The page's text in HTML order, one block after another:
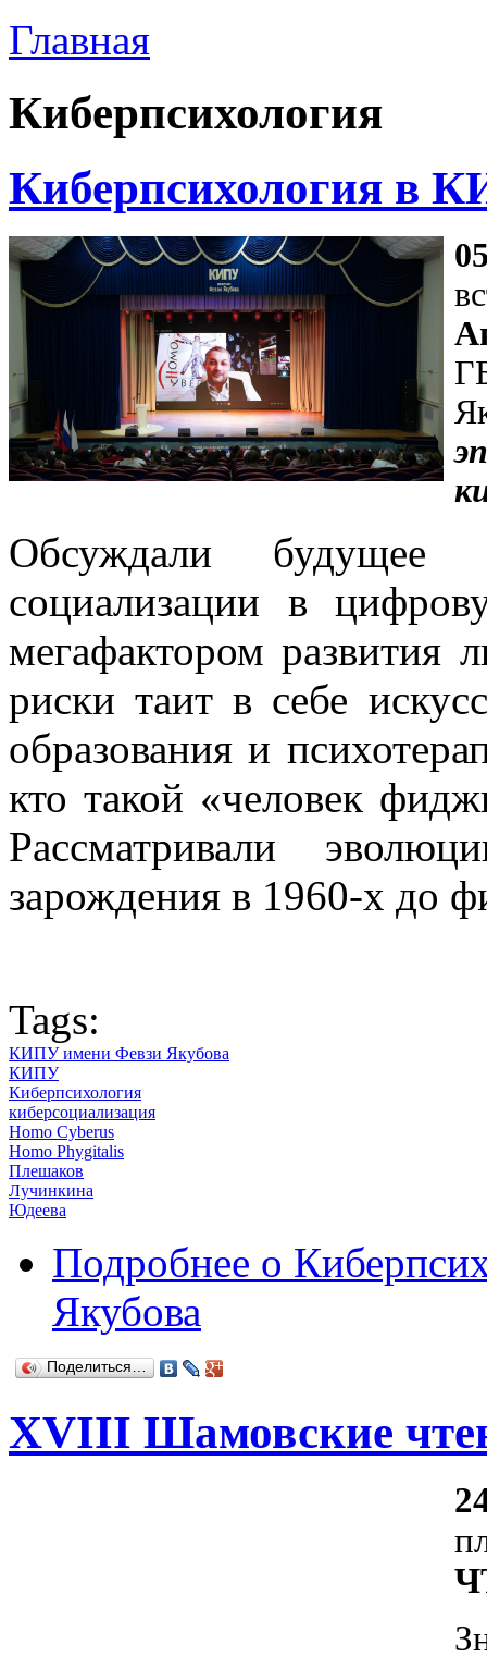
Главная
Киберпсихология
Киберпсихология в
Обсуждали будущее
социализации в
мегафактором развития
риски таит в себе
образования и
кто такой «человек
Рассматривали
зарождения в 1960-х до
Tags:
КИПУ имени Февзи Якубова
КИПУ
Киберпсихология
киберсоциализация
Homo Cyberus
Homo Phygitalis
Плешаков
Лучинкина
Юдеева
Подробнее о
Якубова
Поделиться…
XVIII Шамовские